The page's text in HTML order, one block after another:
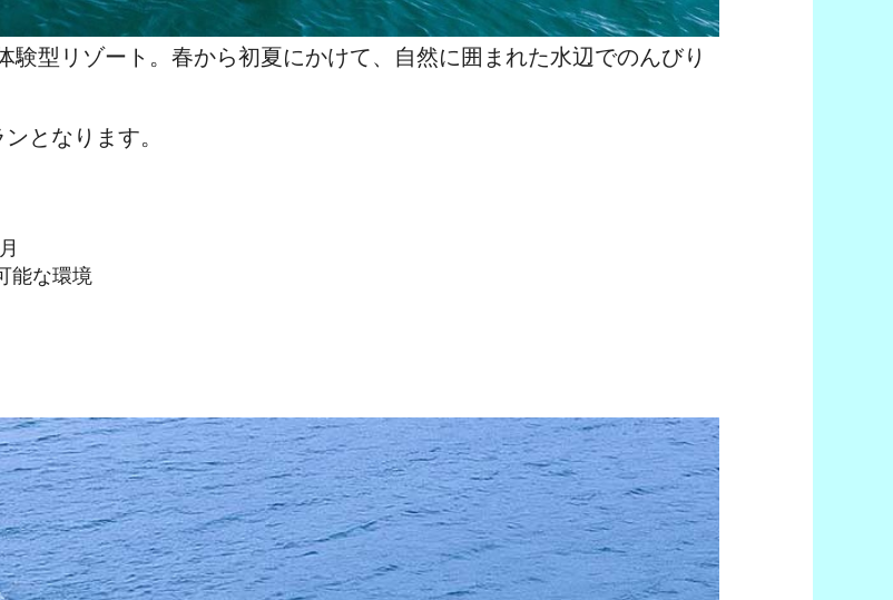
型リゾート。春から初夏にかけて、自然に囲まれた水辺でのんびり
となります。
能な環境